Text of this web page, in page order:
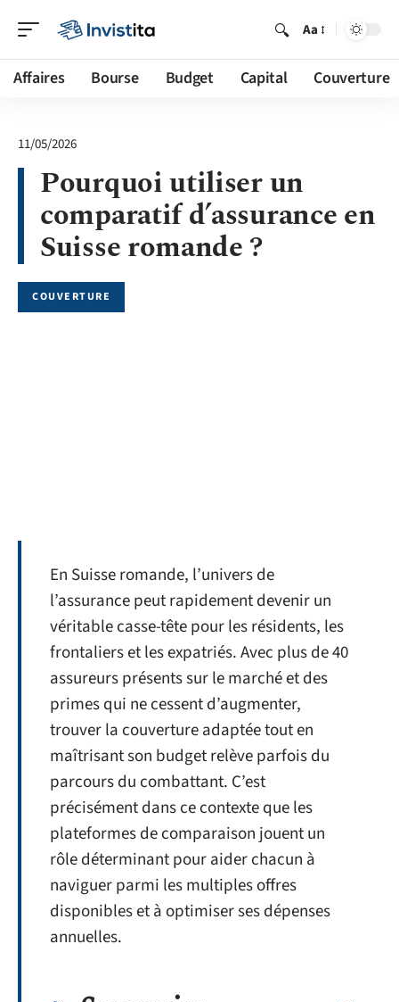
Aa
Affaires Bourse Budget Capital Couverture
11/05/2026
Pourquoi utiliser un
comparatif d’assurance en
Suisse romande ?
COUVERTURE
En Suisse romande, l’univers de
l’assurance peut rapidement devenir un
véritable casse-tête pour les résidents, les
frontaliers et les expatriés. Avec plus de 40
assureurs présents sur le marché et des
primes qui ne cessent d’augmenter,
trouver la couverture adaptée tout en
maîtrisant son budget relève parfois du
parcours du combattant. C’est
précisément dans ce contexte que les
plateformes de comparaison jouent un
rôle déterminant pour aider chacun à
naviguer parmi les multiples offres
disponibles et à optimiser ses dépenses
annuelles.